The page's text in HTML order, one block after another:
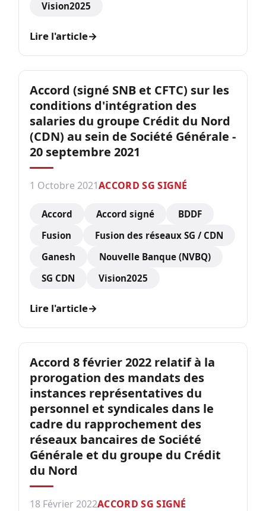
Vision2025
Lire l'article→
Accord (signé SNB et CFTC) sur les
conditions d'intégration des
salaries du groupe Crédit du Nord
(CDN) au sein de Société Générale -
20 septembre 2021
1 Octobre 2021ACCORD SG SIGNÉ
Accord Accord signé
BDDF
Fusion
Fusion des réseaux SG / CDN
Ganesh
Nouvelle Banque (NVBQ)
SG CDN
Vision2025
Lire l'article→
Accord 8 février 2022 relatif à la
prorogation des mandats des
instances représentatives du
personnel et syndicales dans le
cadre du rapprochement des
réseaux bancaires de Société
Générale et du groupe du Crédit
du Nord
18 Février 2022ACCORD SG SIGNÉ